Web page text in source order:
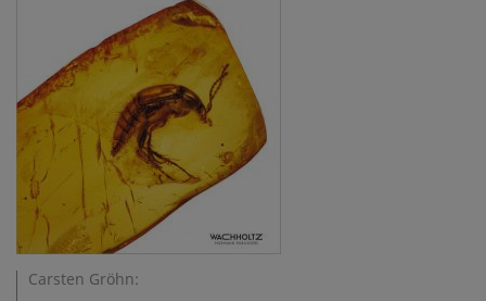
Carsten Gröhn: